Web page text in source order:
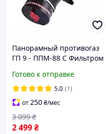
Панорамный противогаз
ГП 9 - ППМ-88 С Фильтром
пары,хлор,кислоты,амми
ак,ядохимикаты
Готово к отправке
5.0 (1)
от250₴/мес
2 499₴
3 099 ₴